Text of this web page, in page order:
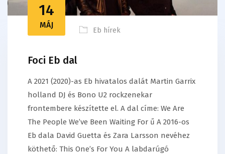
14
MÁJ
Eb hírek
Foci Eb dal
A 2021 (2020)-as Eb hivatalos dalát Martin Garrix
holland DJ és Bono U2 rockzenekar
frontembere készítette el. A dal címe: We Are
The People We’ve Been Waiting For ű A 2016-os
Eb dala David Guetta és Zara Larsson nevéhez
köthető: This One’s For You A labdarúgó